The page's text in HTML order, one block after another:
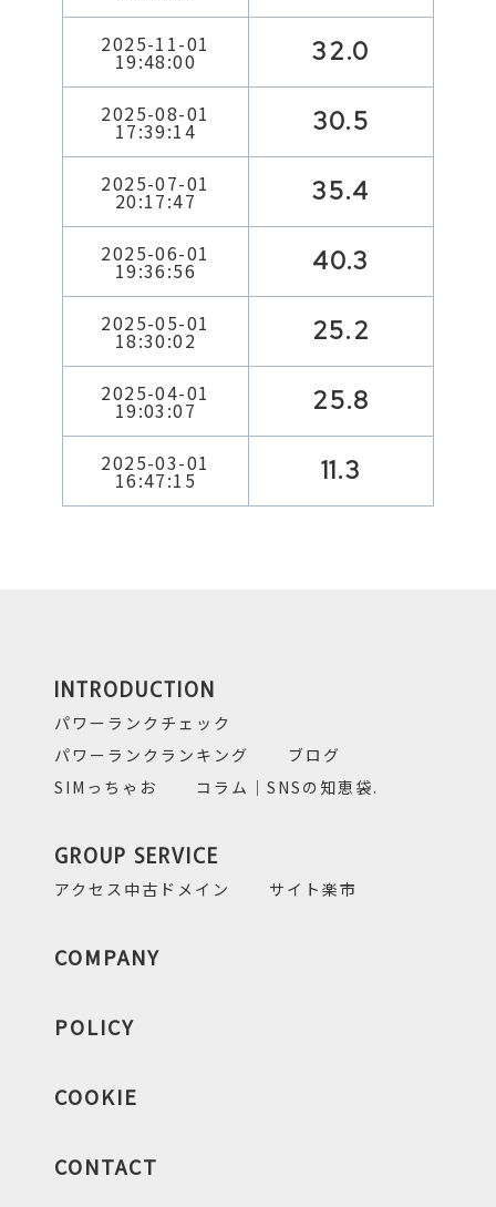
2025-11-01
19:48:00 32.0
2025-08-01
17:39:14 30.5
2025-07-01
20:17:47 35.4
2025-06-01
19:36:56 40.3
2025-05-01
18:30:02 25.2
2025-04-01
19:03:07 25.8
2025-03-01
16:47:15 11.3
INTRODUCTION
パワーランクチェック
パワーランクランキング
ブログ
SIMっちゃお
コラム｜SNSの知恵袋.
GROUP SERVICE
アクセス中古ドメイン サイト楽市
COMPANY
POLICY
COOKIE
CONTACT